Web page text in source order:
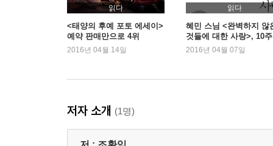
신기후체제, 에너지 분야 국가대표 선수들
4장 에너지 신산업 선봉에 선 한전
: 에너지 빅리거의 대망
에너지 공기업 한전, 녹색대전의 주인공이 되다
읽다
<태양의 후예 포토 에세이>
예약 판매만으로 4위
2016년 04월 14일
읽다
혜민 스님 <완벽하지 않
것들에 대한 사랑>, 10
속 1위
2016년 04월 07일
저자 소개 (1명)